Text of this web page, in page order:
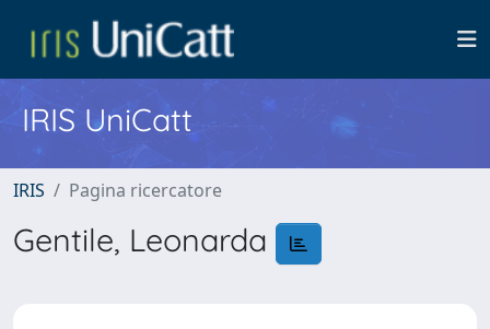
IRIS UniCatt
IRIS Pagina ricercatore
Gentile, Leonarda